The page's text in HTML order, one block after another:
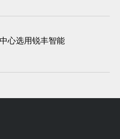
心选用锐丰智能